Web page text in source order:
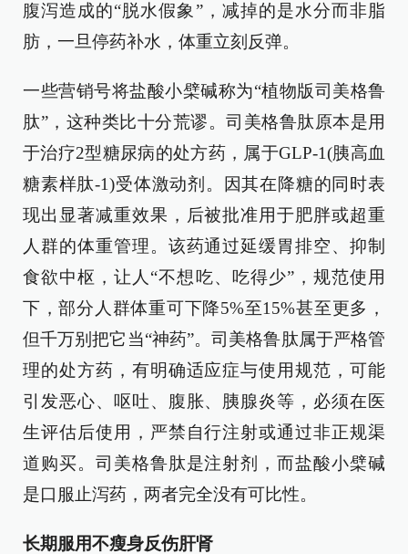
腹泻造成的“脱水假象”，减掉的是水分而非脂
肪，一旦停药补水，体重立刻反弹。
一些营销号将盐酸小檗碱称为“植物版司美格鲁
肽”，这种类比十分荒谬。司美格鲁肽原本是用
于治疗2型糖尿病的处方药，属于GLP-1(胰高血
糖素样肽-1)受体激动剂。因其在降糖的同时表
现出显著减重效果，后被批准用于肥胖或超重
人群的体重管理。该药通过延缓胃排空、抑制
食欲中枢，让人“不想吃、吃得少”，规范使用
下，部分人群体重可下降5%至15%甚至更多，
但千万别把它当“神药”。司美格鲁肽属于严格管
理的处方药，有明确适应症与使用规范，可能
引发恶心、呕吐、腹胀、胰腺炎等，必须在医
生评估后使用，严禁自行注射或通过非正规渠
道购买。司美格鲁肽是注射剂，而盐酸小檗碱
是口服止泻药，两者完全没有可比性。
长期服用不瘦身反伤肝肾